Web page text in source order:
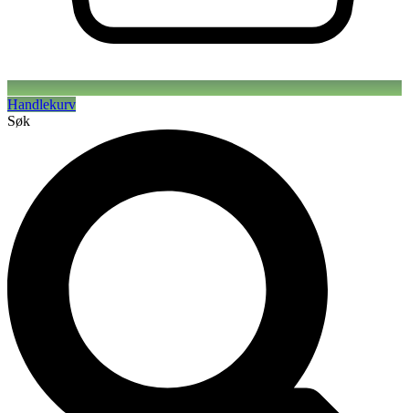
Handlekurv
Søk